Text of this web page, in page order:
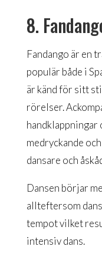
8.
Fandango är en
populär både i
är känd för sitt
rörelser.
handklappningar
medryckande
dansare och
Dansen börjar
allteftersom
tempot vilket
intensiv dans.